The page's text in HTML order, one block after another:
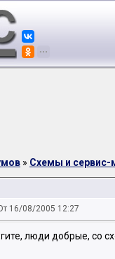
» Схемы и сервис-
16/08/2005 12:27
люди добрые, со